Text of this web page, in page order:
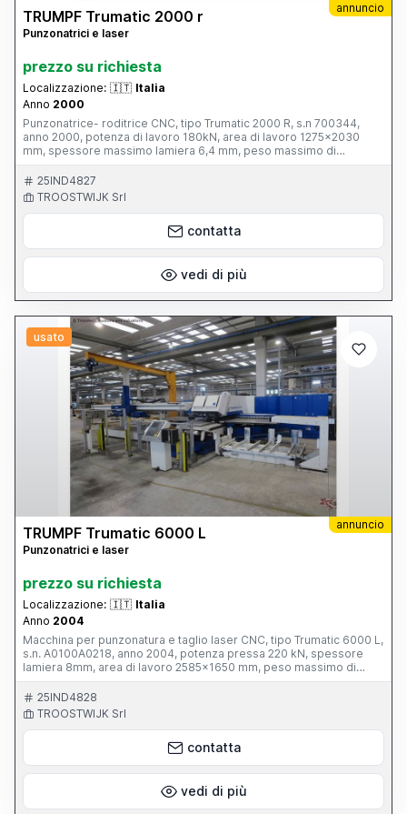
annuncio
TRUMPF Trumatic 2000 r
Punzonatrici e laser
prezzo su richiesta
Localizzazione: 🇮🇹 Italia
Anno 2000
Punzonatrice- roditrice CNC, tipo Trumatic 2000 R, s.n 700344,
anno 2000, potenza di lavoro 180kN, area di lavoro 1275x2030
mm, spessore massimo lamiera 6,4 mm, peso massimo di
lavorazione 75 kg, velocità asse-x 90m/min, velocità asse-y
60m/min, precisione 0,1 mm, porta pinze a 11 sezioni, peso totale
9200 kg, con controllo digitale TRUMPF, s.n 918458, con armadio
elettrico TRUMPF, controllo ottico SICK, 2 banchi a rulli TRUMPF
25IND4827
TROOSTWIJK Srl
contatta
vedi di più
usato
annuncio
TRUMPF Trumatic 6000 L
Punzonatrici e laser
prezzo su richiesta
Localizzazione: 🇮🇹 Italia
Anno 2004
Macchina per punzonatura e taglio laser CNC, tipo Trumatic 6000 L,
s.n. A0100A0218, anno 2004, potenza pressa 220 kN, spessore
lamiera 8mm, area di lavoro 2585x1650 mm, peso massimo di
lavorazione 200Kg, velocità asse-x 90m/min, asse-y 60m/min,
asse-c 60rp, precisione 0,1mm, con laser TRUMPF, tipo TLF 2700,
cap. 2700W, con sollevatore a vuoto, tipo TRUMALIFT Sheetmaster,
con TRUMPF Sollevatore a pantografo, cap. 5000Kg, dim.
piattaforma circa 2000x1200 mm, con pannello digitale TRUMPF,
armadietto di controllo TRUMPF, con controllo ottico SICK, con
RIEDEL unità di refrigerazione, tipo L 15/21 tr 3/22.00, anno 2003,
refrigerante R135A, con HANDTKE unità di filtro aria, serbatoio aria
25IND4828
TROOSTWIJK Srl
contatta
vedi di più